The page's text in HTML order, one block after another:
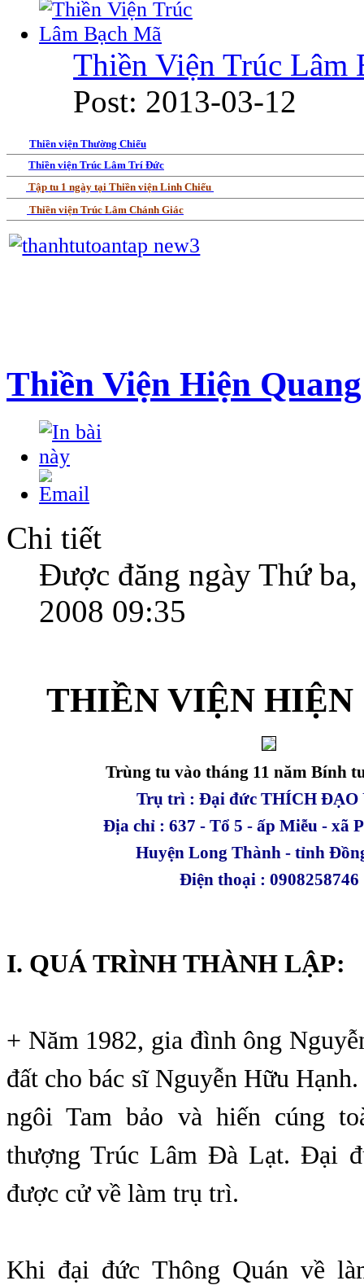
Thiền Viện Trúc Lâm
Post: 2013-03-12
Thiền viện Thường Chiếu
Thiền viện Trúc Lâm Trí Đức
Tập tu 1 ngày tại Thiền viện Linh Chiếu
Thiền viện Trúc Lâm Chánh Giác
Thiền Viện Hiện Quang
Chi tiết
Được đăng ngày Thứ ba,
2008 09:35
THIỀN VIỆN HIỆN
Trùng tu vào tháng 11 năm Bính
Trụ trì : Đại đức THÍCH ĐẠO
Địa chỉ : 637 - Tổ 5 - ấp Miễu - xã
Huyện Long Thành - tỉnh
Điện thoại : 0908258746
I. QUÁ TRÌNH THÀNH LẬP:
+ Năm 1982, gia đình ông
đất cho bác sĩ Nguyễn Hữu
ngôi Tam bảo và hiến cúng
thượng Trúc Lâm Đà Lạt. Đại
được cử về làm trụ trì.
Khi đại đức Thông Quán về